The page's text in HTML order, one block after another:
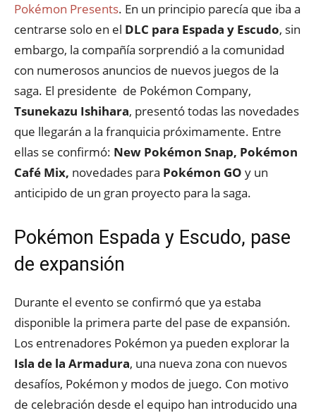
Pokémon Presents. En un principio parecía que iba a
centrarse solo en el DLC para Espada y Escudo, sin
embargo, la compañía sorprendió a la comunidad
con numerosos anuncios de nuevos juegos de la
saga. El presidente de Pokémon Company,
Tsunekazu Ishihara, presentó todas las novedades
que llegarán a la franquicia próximamente. Entre
ellas se confirmó: New Pokémon Snap, Pokémon
Café Mix, novedades para Pokémon GO y un
anticipido de un gran proyecto para la saga.
Pokémon Espada y Escudo, pase
de expansión
Durante el evento se confirmó que ya estaba
disponible la primera parte del pase de expansión.
Los entrenadores Pokémon ya pueden explorar la
Isla de la Armadura, una nueva zona con nuevos
desafíos, Pokémon y modos de juego. Con motivo
de celebración desde el equipo han introducido una